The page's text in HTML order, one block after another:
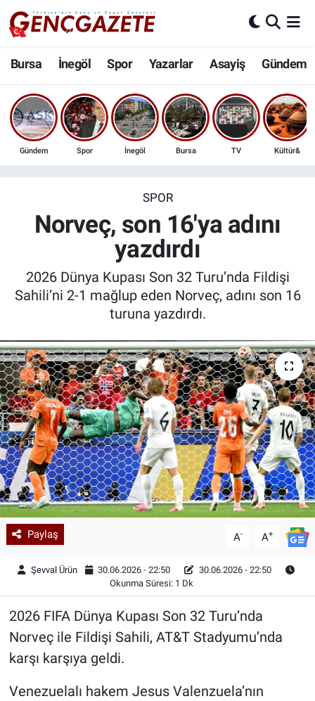
Bursa İnegöl Spor Yazarlar Asayiş Gündem
Gündem Spor İnegöl Bursa TV Kültür&
SPOR
Norveç, son 16'ya adını
yazdırdı
2026 Dünya Kupası Son 32 Turu’nda Fildişi
Sahili’ni 2-1 mağlup eden Norveç, adını son 16
turuna yazdırdı.
Paylaş A- A+
Şevval Ürün 30.06.2026 - 22:50
30.06.2026 - 22:50
Okunma Süresi: 1 Dk
2026 FIFA Dünya Kupası Son 32 Turu’nda
Norveç ile Fildişi Sahili, AT&T Stadyumu’nda
karşı karşıya geldi.
Venezuelalı hakem Jesus Valenzuela’nın
Bursa
İnegöl
3.SAYFA
Ekonomi
Güncel
İnanç
Kadın & Aile
Kültür & Sanat
Sağlık
Siyaset
Teknoloji
Yazarlar
Nöbetçi Eczaneler
Hava Durumu
Trafik Durumu
Son Dakika Haberleri
Haber Arşivi